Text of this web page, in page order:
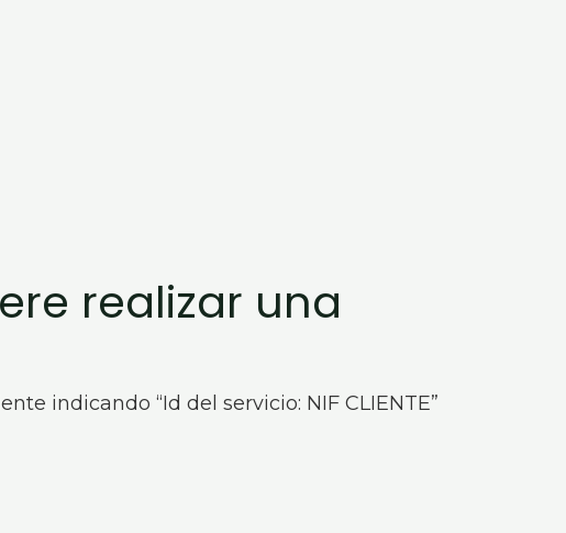
realizar una
indicando “Id del servicio: NIF CLIENTE”